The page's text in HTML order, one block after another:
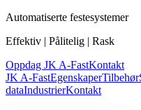
Automatiserte festesystemer
Effektiv | Pålitelig | Rask
Oppdag JK A-FastKontakt
JK A-FastEgenskaperTilbehør
dataIndustrierKontakt